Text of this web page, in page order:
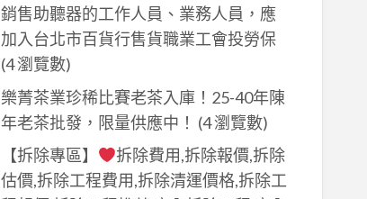
銷售助聽器的工作人員、業務人員，應
加入台北市百貨行售貨職業工會投勞保
(4 瀏覽數)
樂菁茶業珍稀比賽老茶入庫！25-40年陳
年老茶批發，限量供應中！ (4 瀏覽數)
【拆除專區】
拆除費用,拆除報價,拆除
估價,拆除工程費用,拆除清運價格,拆除工